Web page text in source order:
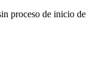
proceso de inicio de